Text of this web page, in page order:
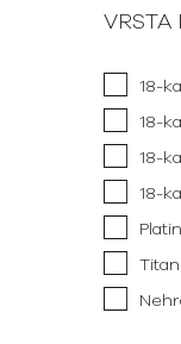
VRSTA
18-
18-
18-
18-
Titan